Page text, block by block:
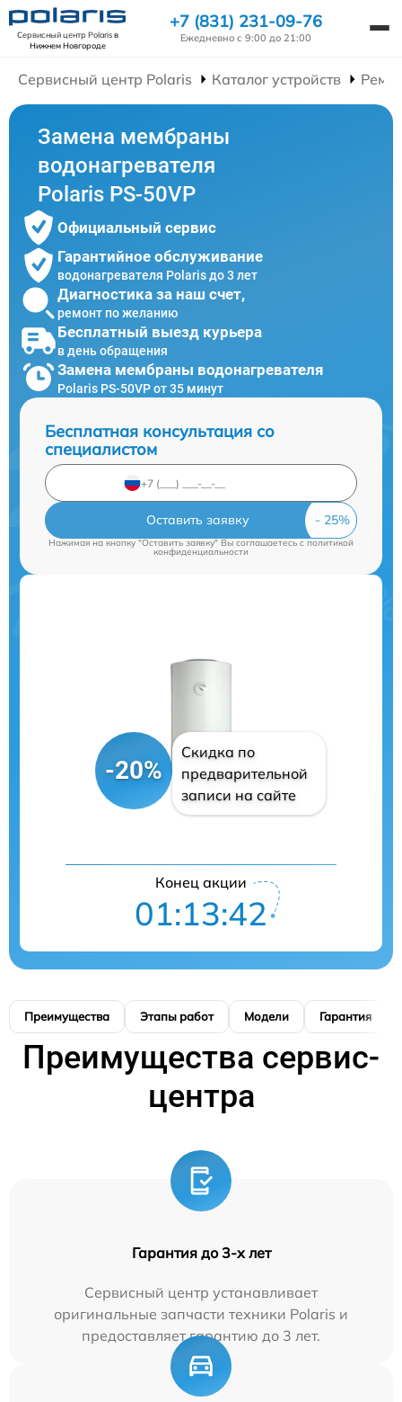
Сервисный центр Polarisв
Нижнем Новгороде
+7 (831) 231-09-76
Ежедневно с 9:00 до 21:00
Сервисный центр Polaris Каталог устройств
Замена мембраны
водонагревателя
Polaris PS-50VP
Официальный сервис
Гарантийное обслуживание
водонагревателя Polaris до 3 лет
Диагностика за наш счет,
ремонт по желанию
Бесплатный выезд курьера
в день обращения
Замена мембраны водонагревателя
Polaris PS-50VP от 35 минут
Бесплатная консультация со
специалистом
Оставить заявку
Нажимая на кнопку "Оставить заявку" Вы соглашаетесь cполитикой
конфиденциальности
-20%
Скидка по
предварительной
записи на сайте
Конец акции
01:13:41
Преимущества Этапы работ Модели Гарантия
Преимущества сервис-
центра
Гарантия до 3-х лет
Сервисный центр устанавливает
оригинальные запчасти техники Polaris и
предоставляет гарантию до 3 лет.